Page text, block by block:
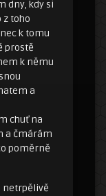
dny, kdy si
z toho
k tomu
prostě
k němu
a
chuť na
a čmárám
poměrně
netrpělivě